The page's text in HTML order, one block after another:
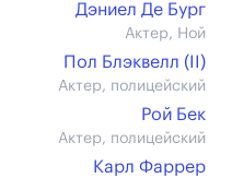
Дэниел Де Бург
Актер, Ной
Пол Блэквелл (II)
Актер, полицейский
Рой Бек
Актер, полицейский
Карл Фаррер